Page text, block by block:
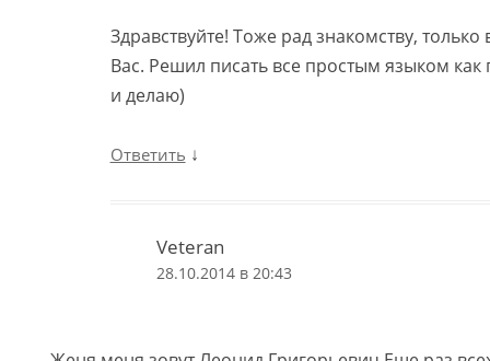
Здравствуйте! Тоже рад знакомству, только
Вас. Решил писать все простым языком как
и делаю)
Ответить ↓
Veteran
28.10.2014 в 20:43